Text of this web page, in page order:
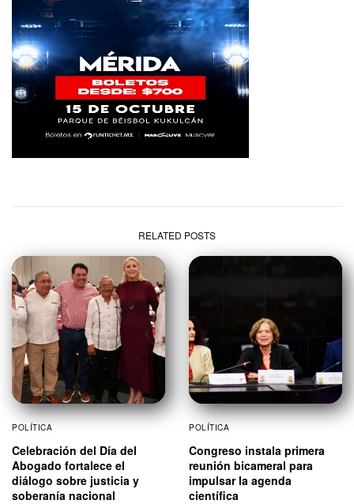
RELATED POSTS
POLÍTICA
Celebración del Día del
Abogado fortalece el
diálogo sobre justicia y
soberanía nacional
POLÍTICA
Congreso instala primera
reunión bicameral para
impulsar la agenda
científica